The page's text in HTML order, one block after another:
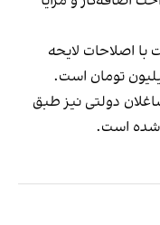
با اصلاحات لایحه
طبق مصوبه هیات وزیران ۱۳ میلیون تومان است.
دولتی نیز طبق